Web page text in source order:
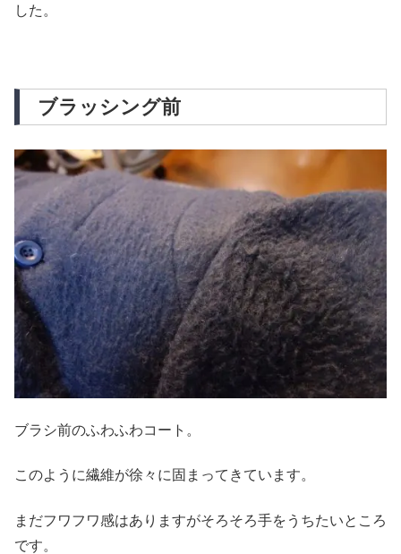
した。
ブラッシング前
ブラシ前のふわふわコート。
このように繊維が徐々に固まってきています。
まだフワフワ感はありますがそろそろ手をうちたいところ
です。